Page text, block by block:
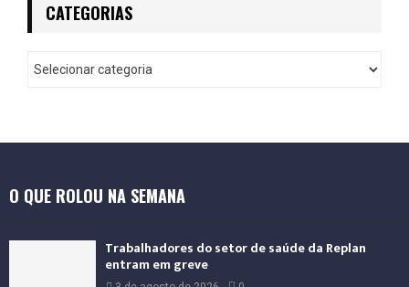
CATEGORIAS
O QUE ROLOU NA SEMANA
Trabalhadores do setor de saúde da Replan
entram em greve